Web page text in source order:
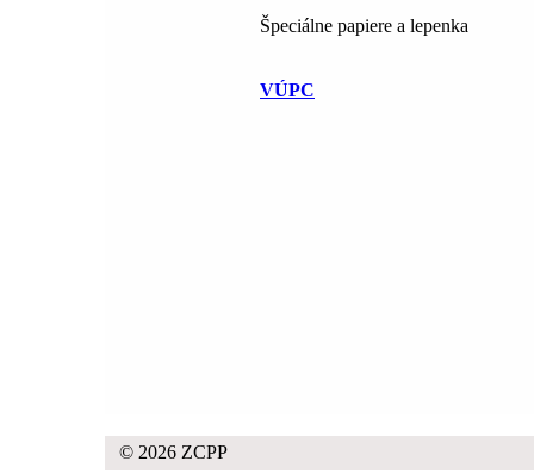
Špeciálne papiere a lepenka
VÚPC
© 2026 ZCPP